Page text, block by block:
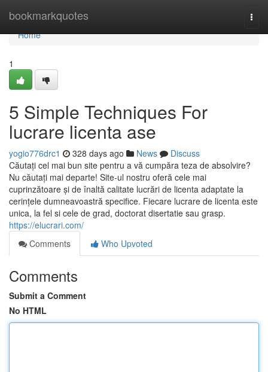
bookmarkquotes
Home
Home
1
5 Simple Techniques For
lucrare licenta ase
yogio776drc1 328 days ago News
Discuss
Căutați cel mai bun site pentru a vă cumpăra teza de absolvire?
Nu căutați mai departe! Site-ul nostru oferă cele mai
cuprinzătoare și de înaltă calitate lucrări de licenta adaptate la
cerințele dumneavoastră specifice. Fiecare lucrare de licenta este
unica, la fel si cele de grad, doctorat disertatie sau grasp.
https://elucrari.com/
Comments
Who Upvoted
Comments
Submit a Comment
No HTML